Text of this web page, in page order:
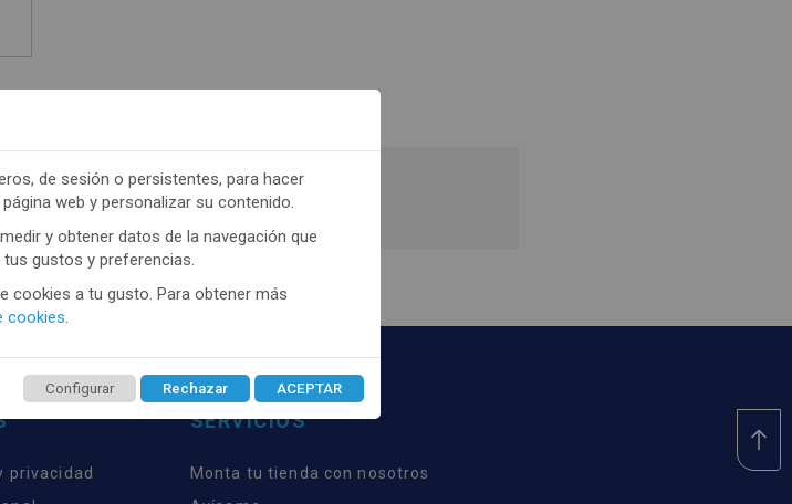
MUCHOS MÁS !
todo el contenido y los precios.
privacidad
SERVICIOS
Monta tu tienda con nosotros
de sesión o persistentes, para hacer
web y personalizar su contenido.
y obtener datos de la navegación que
gustos y preferencias.
cookies a tu gusto. Para obtener más
cookies.
Configurar Rechazar ACEPTAR